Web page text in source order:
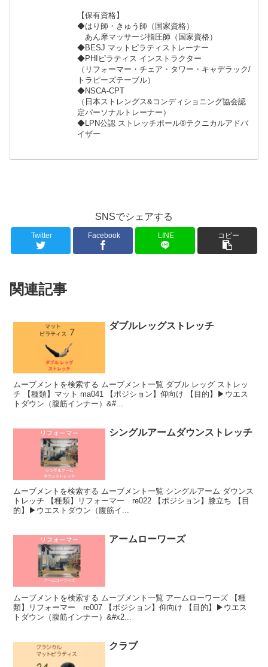
【保有資格】
◆はり師・きゅう師（国家資格）
あん摩マッサージ指圧師（国家資格）
◆BESJ マットピラティストレーナー
◆PHIピラティス インストラクター
（リフォーマー・チェア・タワー・キャデラック/
トラピーズテーブル）
◆NSCA-CPT
（日本ストレングス&コンディショニング協会認
定パーソナルトレーナー）
◆LPN公認 ストレッチポール®︎テクニカルアドバ
イザー
SNSでシェアする
Twitter Facebook LINE コピー
関連記事
ダブルレッグストレッチ
ムーブメントを検索する ムーブメント一覧 ダブル レッグ ストレッ
チ 【種類】マット ma041 【ポジション】仰向け 【目的】▶︎ウエス
トダウン（腹筋インナー）&#...
シングルアームダウンストレッチ
ムーブメントを検索する ムーブメント一覧 シングルアーム ダウンス
トレッチ 【種類】リフォーマー re022 【ポジション】膝立ち 【目
的】▶︎ウエストダウン（腹筋イ...
アームローワーズ
ムーブメントを検索する ムーブメント一覧 アームローワーズ 【種
類】リフォーマー re007 【ポジション】仰向け 【目的】▶︎ウエス
トダウン（腹筋インナー）&#x2...
クラブ